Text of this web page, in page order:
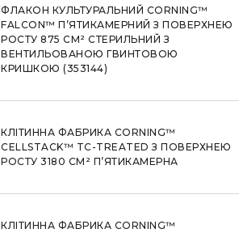
ФЛАКОН КУЛЬТУРАЛЬНИЙ CORNING™
FALCON™ П’ЯТИКАМЕРНИЙ З ПОВЕРХНЕЮ
РОСТУ 875 СМ² СТЕРИЛЬНИЙ З
ВЕНТИЛЬОВАНОЮ ГВИНТОВОЮ
КРИШКОЮ (353144)
КЛІТИННА ФАБРИКА CORNING™
CELLSTACK™ TC-TREATED З ПОВЕРХНЕЮ
РОСТУ 3180 СМ² П’ЯТИКАМЕРНА
КЛІТИННА ФАБРИКА CORNING™